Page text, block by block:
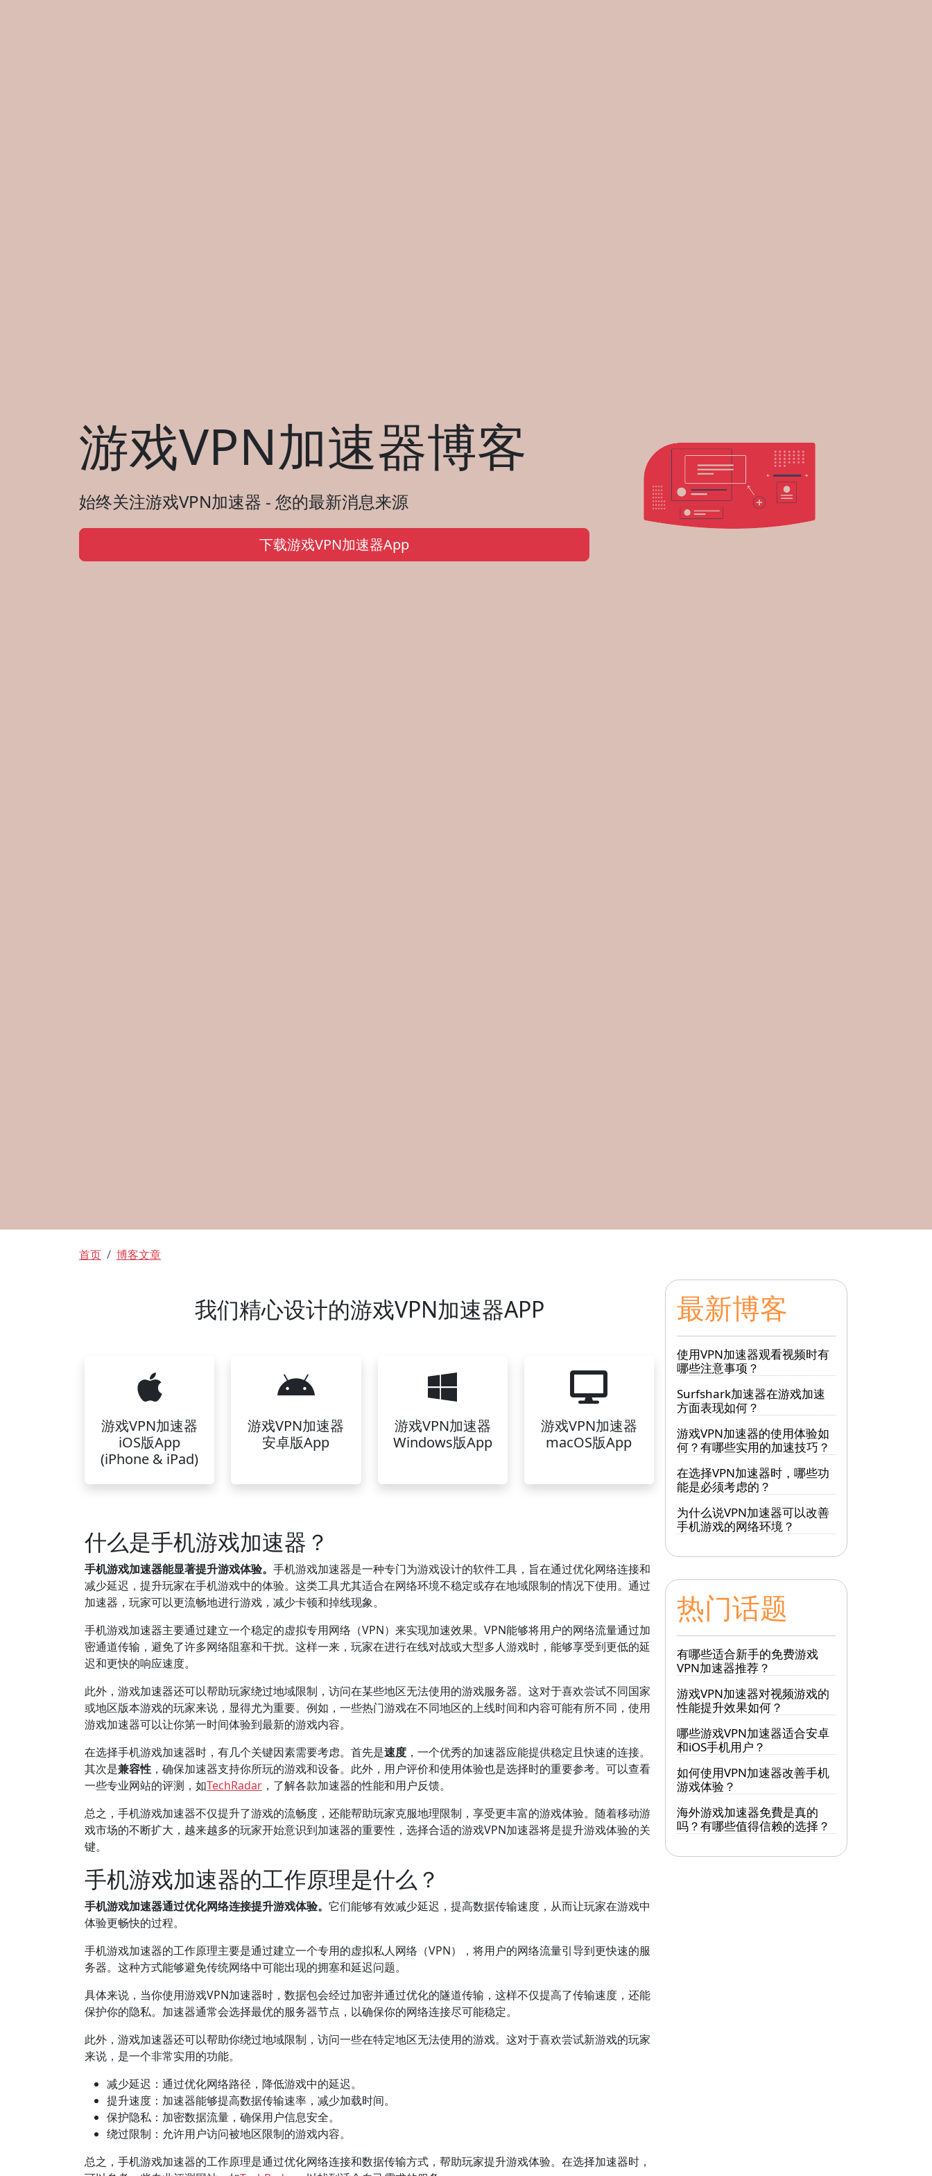
游戏VPN加速器博客
始终关注游戏VPN加速器 - 您的最新消息来源
下载游戏VPN加速器App
面包屑
首页 博客文章
我们精心设计的游戏VPN加速器APP
游戏VPN加速器
iOS版App
(iPhone & iPad)
游戏VPN加速器
安卓版App
游戏VPN加速器
Windows版App
游戏VPN加速器
macOS版App
什么是手机游戏加速器？
手机游戏加速器能显著提升游戏体验。 手机游戏加速器是一种专门为游戏设计的软件工具，旨在通过优化网络连接和
减少延迟，提升玩家在手机游戏中的体验。这类工具尤其适合在网络环境不稳定或存在地域限制的情况下使用。通过
加速器，玩家可以更流畅地进行游戏，减少卡顿和掉线现象。
手机游戏加速器主要通过建立一个稳定的虚拟专用网络（VPN）来实现加速效果。VPN能够将用户的网络流量通过加
密通道传输，避免了许多网络阻塞和干扰。这样一来，玩家在进行在线对战或大型多人游戏时，能够享受到更低的延
迟和更快的响应速度。
此外，游戏加速器还可以帮助玩家绕过地域限制，访问在某些地区无法使用的游戏服务器。这对于喜欢尝试不同国家
或地区版本游戏的玩家来说，显得尤为重要。例如，一些热门游戏在不同地区的上线时间和内容可能有所不同，使用
游戏加速器可以让你第一时间体验到最新的游戏内容。
在选择手机游戏加速器时，有几个关键因素需要考虑。首先是速度 ，一个优秀的加速器应能提供稳定且快速的连接。
其次是兼容性 ，确保加速器支持你所玩的游戏和设备。此外，用户评价和使用体验也是选择时的重要参考。可以查看
一些专业网站的评测，如TechRadar ，了解各款加速器的性能和用户反馈。
总之，手机游戏加速器不仅提升了游戏的流畅度，还能帮助玩家克服地理限制，享受更丰富的游戏体验。随着移动游
戏市场的不断扩大，越来越多的玩家开始意识到加速器的重要性，选择合适的游戏VPN加速器将是提升游戏体验的关
键。
手机游戏加速器的工作原理是什么？
手机游戏加速器通过优化网络连接提升游戏体验。 它们能够有效减少延迟，提高数据传输速度，从而让玩家在游戏中
体验更畅快的过程。
手机游戏加速器的工作原理主要是通过建立一个专用的虚拟私人网络（VPN），将用户的网络流量引导到更快速的服
务器。这种方式能够避免传统网络中可能出现的拥塞和延迟问题。
具体来说，当你使用游戏VPN加速器时，数据包会经过加密并通过优化的隧道传输，这样不仅提高了传输速度，还能
保护你的隐私。加速器通常会选择最优的服务器节点，以确保你的网络连接尽可能稳定。
此外，游戏加速器还可以帮助你绕过地域限制，访问一些在特定地区无法使用的游戏。这对于喜欢尝试新游戏的玩家
来说，是一个非常实用的功能。
减少延迟：通过优化网络路径，降低游戏中的延迟。
提升速度：加速器能够提高数据传输速率，减少加载时间。
保护隐私：加密数据流量，确保用户信息安全。
绕过限制：允许用户访问被地区限制的游戏内容。
总之，手机游戏加速器的工作原理是通过优化网络连接和数据传输方式，帮助玩家提升游戏体验。在选择加速器时，
最新博客
使用VPN加速器观看视频时有
哪些注意事项？
Surfshark加速器在游戏加速
方面表现如何？
游戏VPN加速器的使用体验如
何？有哪些实用的加速技巧？
在选择VPN加速器时，哪些功
能是必须考虑的？
为什么说VPN加速器可以改善
手机游戏的网络环境？
热门话题
有哪些适合新手的免费游戏
VPN加速器推荐？
游戏VPN加速器对视频游戏的
性能提升效果如何？
哪些游戏VPN加速器适合安卓
和iOS手机用户？
如何使用VPN加速器改善手机
游戏体验？
海外游戏加速器免費是真的
吗？有哪些值得信赖的选择？